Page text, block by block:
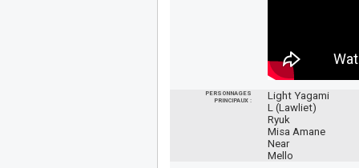
PERSONNAGES
PRINCIPAUX :
Light Yagami
L (Lawliet)
Ryuk
Misa Amane
Near
Mello